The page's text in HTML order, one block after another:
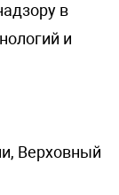
в
и
Верховный